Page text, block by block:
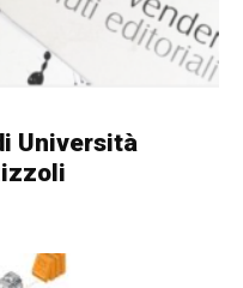
Università